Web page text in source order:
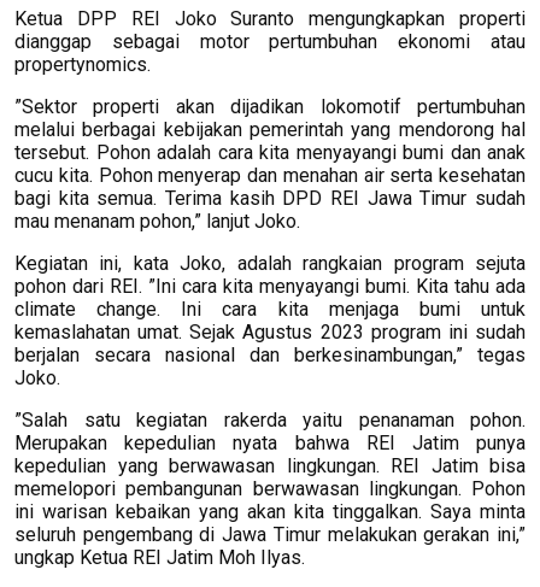
Ketua DPP REI Joko Suranto mengungkapkan properti
dianggap sebagai motor pertumbuhan ekonomi atau
propertynomics.
”Sektor properti akan dijadikan lokomotif pertumbuhan
melalui berbagai kebijakan pemerintah yang mendorong hal
tersebut. Pohon adalah cara kita menyayangi bumi dan anak
cucu kita. Pohon menyerap dan menahan air serta kesehatan
bagi kita semua. Terima kasih DPD REI Jawa Timur sudah
mau menanam pohon,” lanjut Joko.
Kegiatan ini, kata Joko, adalah rangkaian program sejuta
pohon dari REI. ”Ini cara kita menyayangi bumi. Kita tahu ada
climate change. Ini cara kita menjaga bumi untuk
kemaslahatan umat. Sejak Agustus 2023 program ini sudah
berjalan secara nasional dan berkesinambungan,” tegas
Joko.
”Salah satu kegiatan rakerda yaitu penanaman pohon.
Merupakan kepedulian nyata bahwa REI Jatim punya
kepedulian yang berwawasan lingkungan. REI Jatim bisa
memelopori pembangunan berwawasan lingkungan. Pohon
ini warisan kebaikan yang akan kita tinggalkan. Saya minta
seluruh pengembang di Jawa Timur melakukan gerakan ini,”
ungkap Ketua REI Jatim Moh Ilyas.